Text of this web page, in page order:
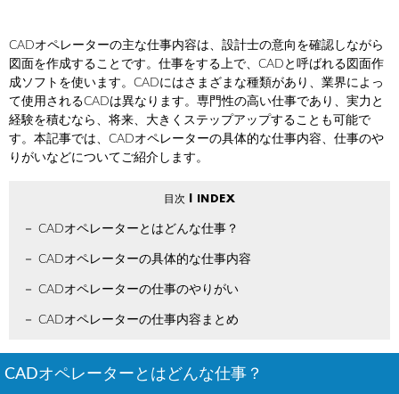
CADオペレーターの主な仕事内容は、設計士の意向を確認しながら
図面を作成することです。仕事をする上で、CADと呼ばれる図面作
成ソフトを使います。CADにはさまざまな種類があり、業界によっ
て使用されるCADは異なります。専門性の高い仕事であり、実力と
経験を積むなら、将来、大きくステップアップすることも可能で
す。本記事では、CADオペレーターの具体的な仕事内容、仕事のや
りがいなどについてご紹介します。
CADオペレーターとはどんな仕事？
CADオペレーターの具体的な仕事内容
CADオペレーターの仕事のやりがい
CADオペレーターの仕事内容まとめ
CADオペレーターとはどんな仕事？